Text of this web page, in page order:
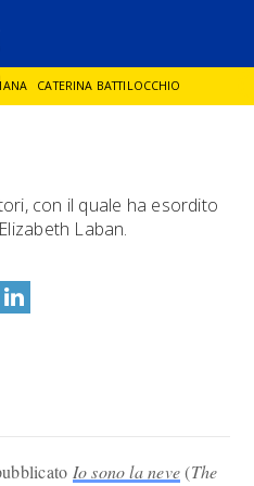
CATERINA BATTILOCCHIO
con il quale ha esordito
Laban.
Io sono la neve(The